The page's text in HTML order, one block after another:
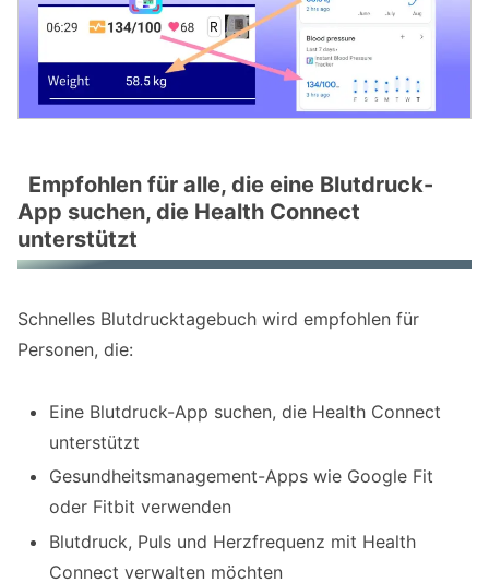
Empfohlen für alle, die eine Blutdruck-
App suchen, die Health Connect
unterstützt
Schnelles Blutdrucktagebuch wird empfohlen für
Personen, die:
Eine Blutdruck-App suchen, die Health Connect
unterstützt
Gesundheitsmanagement-Apps wie Google Fit
oder Fitbit verwenden
Blutdruck, Puls und Herzfrequenz mit Health
Connect verwalten möchten